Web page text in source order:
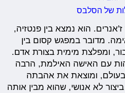
של הסלבס
הוא נמצא בין פנטזיה,
מדובר במפגש קסום בין
ומפלצת מימית בצורת אדם.
עם האישה האילמת, הרבה
ומוצאת את אהבתה
לא אנושי, שהוא מבין אותה